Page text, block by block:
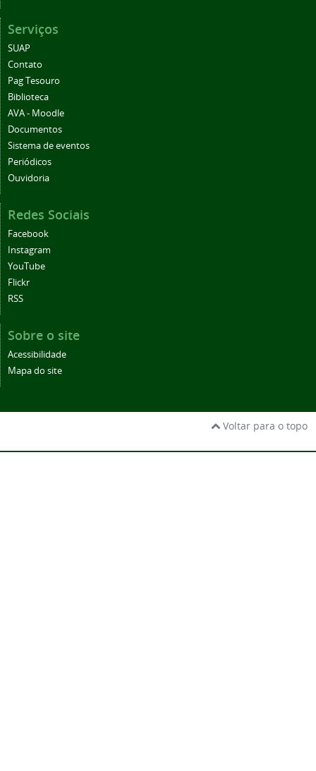
Serviços
SUAP
Contato
Pag Tesouro
Biblioteca
AVA - Moodle
Documentos
Sistema de eventos
Periódicos
Ouvidoria
Redes Sociais
Facebook
Instagram
YouTube
Flickr
RSS
Sobre o site
Acessibilidade
Mapa do site
Voltar para o topo